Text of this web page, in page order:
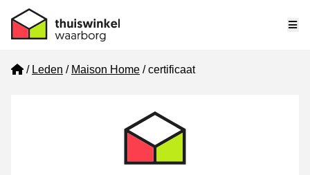
Home
Leden Maison Home certificaat